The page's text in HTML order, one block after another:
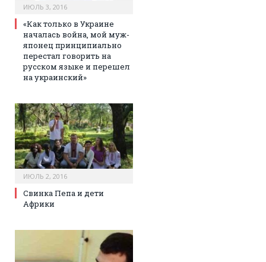
ИЮЛЬ 3, 2016
«Как только в Украине
началась война, мой муж-
японец принципиально
перестал говорить на
русском языке и перешел
на украинский»
ИЮЛЬ 2, 2016
Свинка Пепа и дети
Африки